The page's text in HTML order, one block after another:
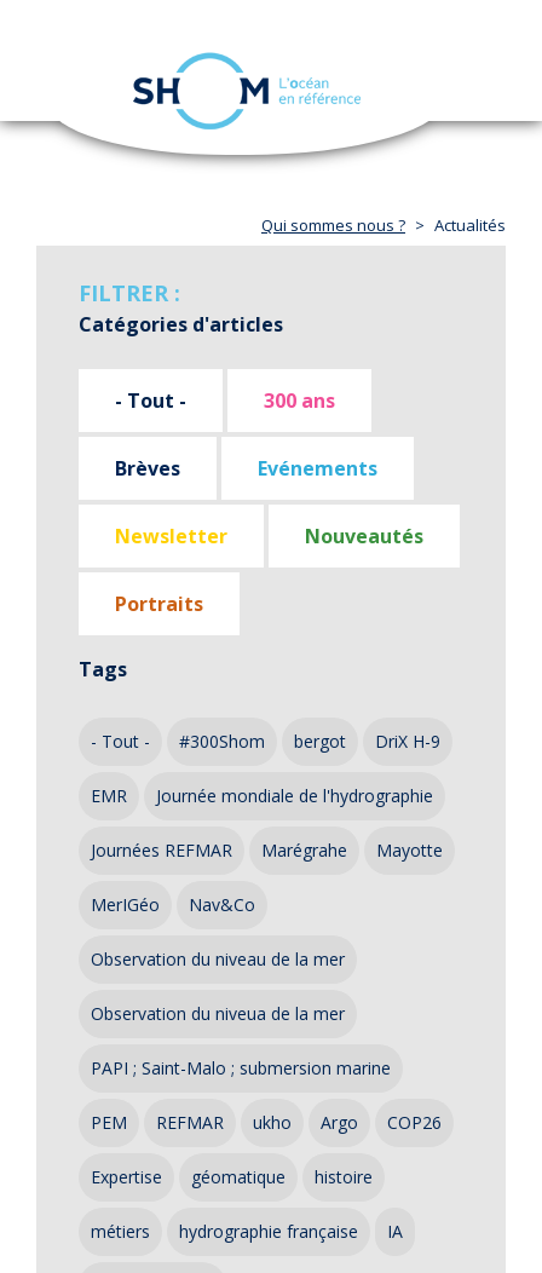
Aller
navigation
Qui sommes nous ? Actualités
FILTRER :
Catégories d'articles
- Tout - 300 ans
Brèves Evénements
Newsletter Nouveautés
Portraits
Tags
- Tout - #300Shom bergot DriX H-9
EMR Journée mondiale de l'hydrographie
Journées REFMAR Marégrahe Mayotte
MerIGéo Nav&Co
Observation du niveau de la mer
Observation du niveua de la mer
PAPI ; Saint-Malo ; submersion marine
PEM REFMAR ukho Argo COP26
Expertise géomatique histoire
métiers hydrographie française IA